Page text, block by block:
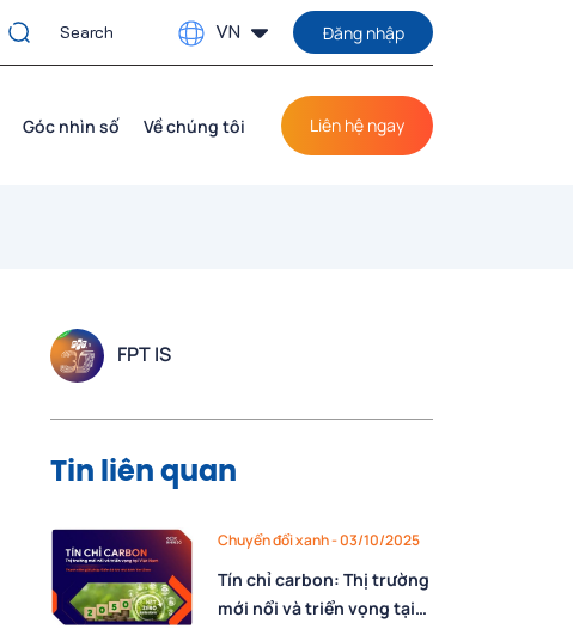
VN Đăng nhập
Góc nhìn số Về chúng tôi Liên hệ ngay
FPT IS
Tin liên quan
Chuyển đổi xanh - 03/10/2025
Tín chỉ carbon: Thị trường
mới nổi và triển vọng tại